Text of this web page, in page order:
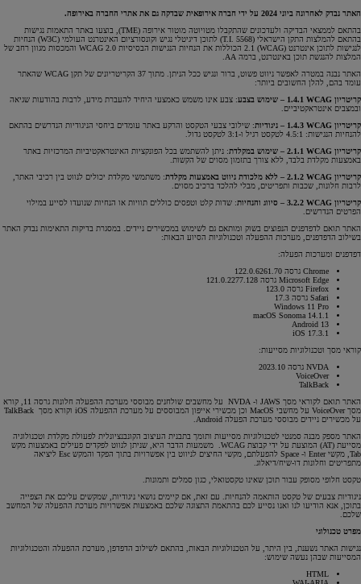
האתר נבדק לאחרונה ביוני 2024 על ידי חברה אירופאית שבדקה גם את אתרי החברה באירופה.
בהתאם לממצאי הבדיקה ולעדכונים שהתקבלו מטויוטה מוטור אירופה (TME), בוצעו באתר התאמות נגישות
בהתאם להמלצות התקן הישראלי (T.I. 5568) לתוכן דיגיטלי נגיש וקונסורציום האינטרנט העולמי (W3C) הנחיות
לנגישות לתוכן אינטרנט (WCAG) 2.1 הכוללות את הנחיות הנגישות הבסיסיות WCAG 2.0 והמכסות מגוון רחב של
המלצות להנגשת תוכן באינטרנט, ברמה AA.
האתר נבנה במטרה לאפשר ניווט פשוט, ברור ונגיש ככל הניתן. מתוך 37 הקריטריונים של תקן WCAG שהאתר
עומד בהם, להלן החשובים ביותר:
קריטריון WCAG
1.4.1 – שימוש בצבע
: צבע אינו משמש כאמצעי היחיד להעברת מידע, לרבות בהודעות שגיאה
ובמצבים אינטראקטיביים.
קריטריון WCAG
1.4.3 – ניגודיות: שילובי צבעי הטקסט והרקע באתר עומדים ביחסי הניגודיות הנדרשים בהתאם
להנחיות הנגישות: 4.5:1 לטקסט רגיל ו-3:1 לטקסט גדול.
קריטריון WCAG
2.1.1 – שימוש במקלדת: ניתן להשתמש בכל הפונקציות האינטראקטיביות המרכזיות באתר
באמצעות מקלדת בלבד, ללא צורך בתזמון מסוים של הקשות.
קריטריון WCAG
2.1.2
– ללא מלכודת ניווט באמצעות מקלדת: משתמשי מקלדת יכולים לנווט בין רכיבי האתר,
לרבות חלונות, שכבות ותפריטים, מבלי להלכד ברכיב מסוים.
קריטריון WCAG
3.2.2 – סיווג והנחיות: שדות קלט וטפסים כוללים תוויות או הנחיות שנועדו לסייע במילוי
הפרטים הנדרשים.
האתר תואם לדפדפנים הנפוצים בשוק ומותאם גם לשימוש במכשירים ניידים. במסגרת בדיקות התאימות נבדק האתר
בשילוב הדפדפנים, מערכות ההפעלה וטכנולוגיות הסיוע הבאות:
דפדפנים ומערכות הפעלה:
Chrome גרסה 122.0.6261.70
Microsoft Edge גרסה 121.0.2277.128
Firefox גרסה 123.0
Safari גרסה 17.3
Windows 11 Pro
macOS Sonoma 14.1.1
Android 13
iOS 17.3.1
קוראי מסך וטכנולוגיות מסייעות:
NVDA גרסה 2023.10
VoiceOver
TalkBack
האתר תואם לקוראי מסך JAWS ו- NVDA על מחשבים שולחנים מבוססי מערכת ההפעלה חלונות גרסה 11, קורא
מסך VoiceOver על מחשבי MacOS וכן מכשירי אייפון המבוססים על מערכת ההפעלה iOS וקורא מסך TalkBack
על מכשירים ניידים מבוססי מערכת הפעלה Android.
האתר מספק מבנה סמנטי לטכנולוגיות מסייעות ותומך בתבנית העיצוב הקונבנציונלית לפעולת מקלדת וטכנולוגיה
מסייעת (AT) המוצעת על ידי קבוצת WCAG. משמעות הדבר היא, שניתן לנווט לפקדים פעילים באמצעות מקש
Tab, מקשי Enter ו- Space להפעלתם, מקשי החיצים לניווט בין אפשרויות בתוך הפקד והמקש Esc ליציאה
מתפריטים וחלונות דו-שיח/דיאלוג.
טקסט חלופי מסופק עבור תוכן שאינו טקסטואלי, כגון סמלים ותמונות.
ניגודיות צבעים של טקסט הותאמה להנחיות. עם זאת, אם קיימים נושאי ניגודיות, שמקשים עליכם את הצפייה
בתוכן, אנא הודיעו לנו ואנו נסייע לכם בהתאמת התצוגה שלכם באמצעות אפשרויות מערכת ההפעלה של המחשב
שלכם.
מפרט טכנולוגי
נגישות האתר נשענת, בין היתר, על הטכנולוגיות הבאות, בהתאם לשילוב הדפדפן, מערכת ההפעלה והטכנולוגיות
המסייעות שבהן נעשה שימוש:
HTML